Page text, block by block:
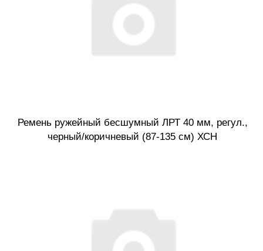
Ремень ружейный бесшумный ЛРТ 40 мм, регул.,
черный/коричневый (87-135 см) ХСН